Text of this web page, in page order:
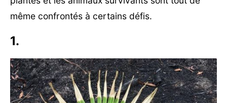
même confrontés à certains défis.
1.